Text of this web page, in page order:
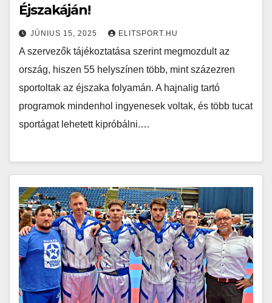
Éjszakáján!
JÚNIUS 15, 2025 ELITSPORT.HU
A szervezők tájékoztatása szerint megmozdult az
ország, hiszen 55 helyszínen több, mint százezren
sportoltak az éjszaka folyamán. A hajnalig tartó
programok mindenhol ingyenesek voltak, és több tucat
sportágat lehetett kipróbálni.…